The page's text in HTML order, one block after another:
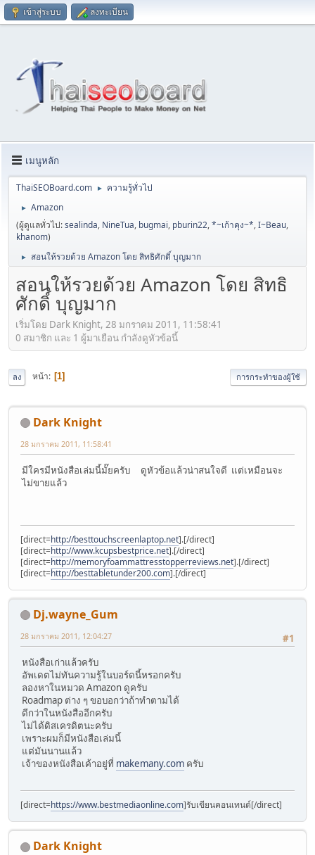
เข้าสู่ระบบ ลงทะเบียน
เมนูหลัก
ThaiSEOBoard.com ► ความรู้ทั่วไป
►
Amazon
(ผู้ดูแลทั่วไป:sealinda, NineTua, bugmai, pburin22,*~เก้าคุง~*,I~Beau,
khanom)
► สอนให้รวยด้วย Amazon โดย สิทธิศักดิ์ บุญมาก
สอนให้รวยด้วย Amazon โดย สิทธิ
ศักดิ์ บุญมาก
เริ่มโดย Dark Knight, 28 มกราคม 2011, 11:58:41
0 สมาชิก และ 1 ผู้มาเยือน กำลังดูหัวข้อนี้
ลง หน้า 1 การกระทำของผู้ใช้
Dark Knight
28 มกราคม 2011, 11:58:41
มีใครมีหนังสือเล่มนี้มั๊ยครับ ดูหัวข้อแล้วน่าสนใจดี แต่เหมือนจะ
ไม่ขายแล้ว
[direct=http://besttouchscreenlaptop.net].[/direct]
[direct=http://www.kcupsbestprice.net].[/direct]
[direct=http://memoryfoammattresstopperreviews.net].[/direct]
[direct=http://besttabletunder200.com].[/direct]
Dj.wayne_Gum
#1
28 มกราคม 2011, 12:04:27
หนังสือเก่าแล้วครับ
อัพเดตไม่ทันความรู้ในบอร์ดนี้หรอกครับ
ลองหาในหมวด Amazon ดูครับ
Roadmap ต่าง ๆ ขอบอกว่าถ้าทำตามได้
ดีกว่าในหนังสืออีกครับ
ไม่ได้ดิสเครดิตนะครับ
เพราะผมก็มีหนังสือเล่มนี้
แต่มันนานแล้ว
เจ้าของหนังสือเค้าอยู่ที่ makemany.com ครับ
[direct=https://www.bestmediaonline.com]รับเขียนคอนเทนต์[/direct]
Dark Knight